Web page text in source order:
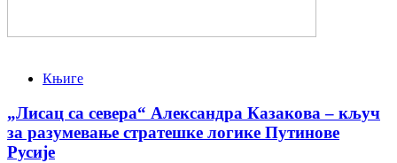
Књиге
„Лисац са севера“ Александра Казакова – кључ
за разумевање стратешке логике Путинове
Русије